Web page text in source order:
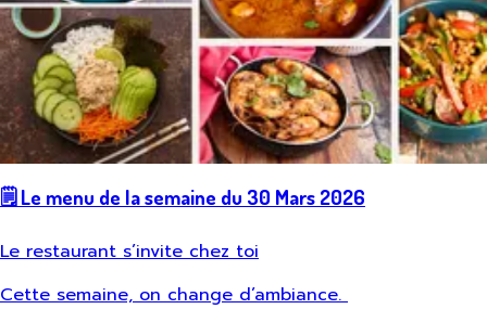
🗒️ Le menu de la semaine du 30 Mars 2026
Le restaurant s’invite chez toi
Cette semaine, on change d’ambiance.